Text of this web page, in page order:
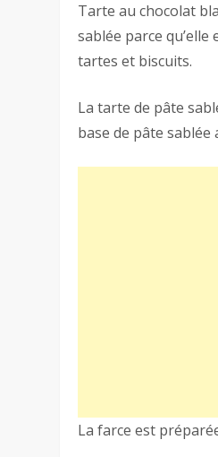
Tarte au chocolat
sablée parce
tartes et biscuits.
La tarte de pâte
base de pâte
La farce est